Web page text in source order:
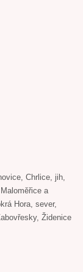
Chrlice, jih,
a
Hora, sever,
Židenice